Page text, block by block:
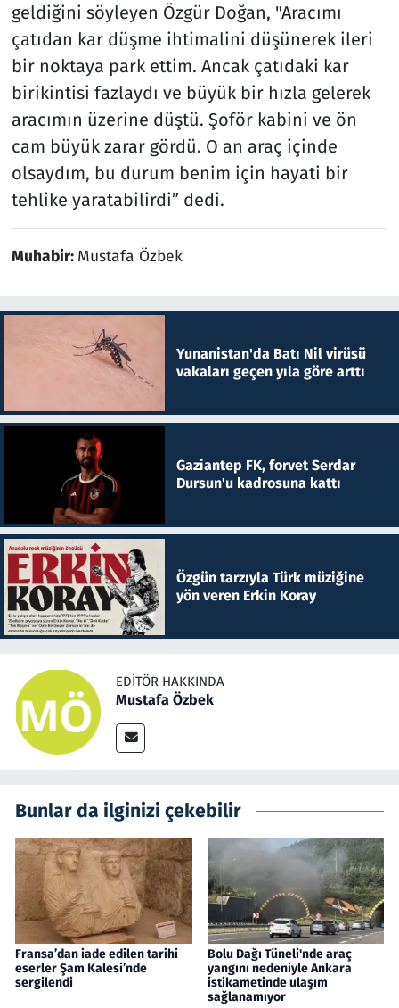
geldiğini söyleyen Özgür Doğan, "Aracımı
çatıdan kar düşme ihtimalini düşünerek ileri
bir noktaya park ettim. Ancak çatıdaki kar
birikintisi fazlaydı ve büyük bir hızla gelerek
aracımın üzerine düştü. Şoför kabini ve ön
cam büyük zarar gördü. O an araç içinde
olsaydım, bu durum benim için hayati bir
tehlike yaratabilirdi” dedi.
Muhabir: Mustafa Özbek
Yunanistan'da Batı Nil virüsü
vakaları geçen yıla göre arttı
Gaziantep FK, forvet Serdar
Dursun'u kadrosuna kattı
Özgün tarzıyla Türk müziğine
yön veren Erkin Koray
EDITÖR HAKKINDA
Mustafa Özbek
Bunlar da ilginizi çekebilir
Fransa’dan iade edilen tarihi
eserler Şam Kalesi’nde
sergilendi
Bolu Dağı Tüneli'nde araç
yangını nedeniyle Ankara
istikametinde ulaşım
sağlanamıyor